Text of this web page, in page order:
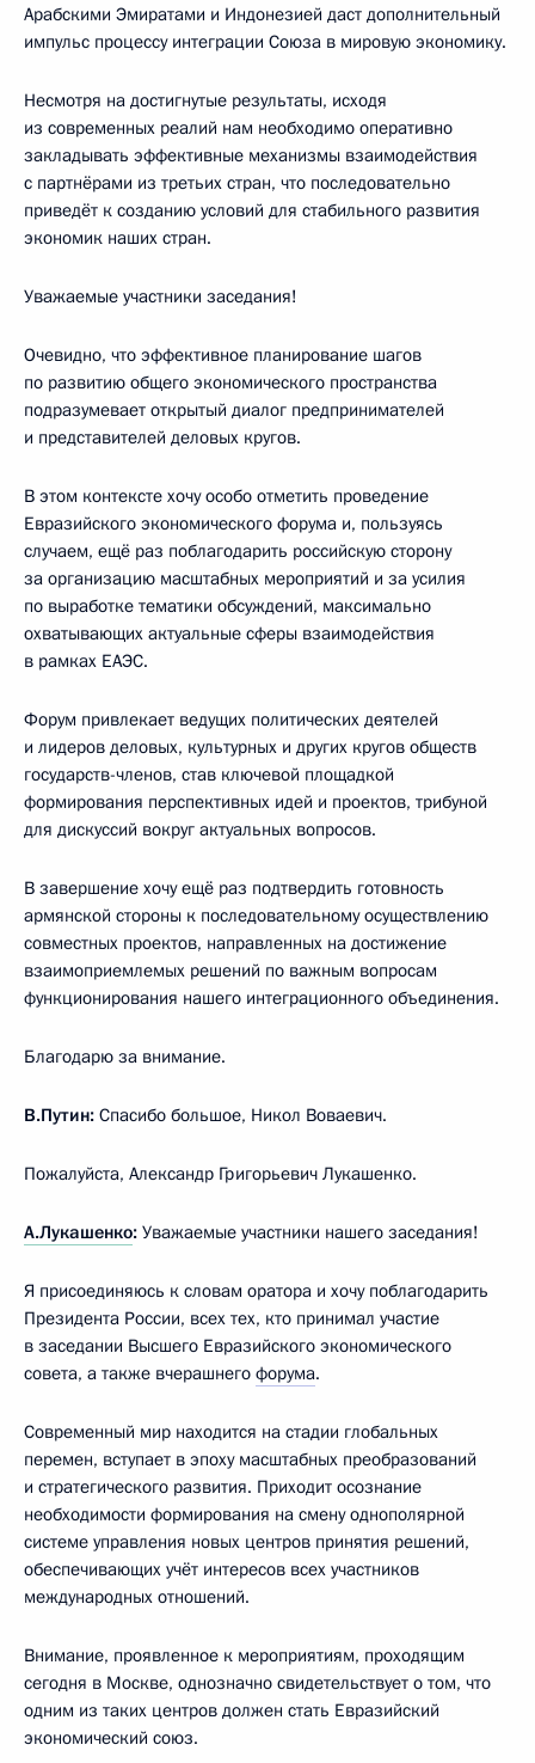
Арабскими Эмиратами и Индонезией даст дополнительный
импульс процессу интеграции Союза в мировую экономику.
Несмотря на достигнутые результаты, исходя
из современных реалий нам необходимо оперативно
закладывать эффективные механизмы взаимодействия
с партнёрами из третьих стран, что последовательно
приведёт к созданию условий для стабильного развития
экономик наших стран.
Уважаемые участники заседания!
Очевидно, что эффективное планирование шагов
по развитию общего экономического пространства
подразумевает открытый диалог предпринимателей
и представителей деловых кругов.
В этом контексте хочу особо отметить проведение
Евразийского экономического форума и, пользуясь
случаем, ещё раз поблагодарить российскую сторону
за организацию масштабных мероприятий и за усилия
по выработке тематики обсуждений, максимально
охватывающих актуальные сферы взаимодействия
в рамках ЕАЭС.
Форум привлекает ведущих политических деятелей
и лидеров деловых, культурных и других кругов обществ
государств-членов, став ключевой площадкой
формирования перспективных идей и проектов, трибуной
для дискуссий вокруг актуальных вопросов.
В завершение хочу ещё раз подтвердить готовность
армянской стороны к последовательному осуществлению
совместных проектов, направленных на достижение
взаимоприемлемых решений по важным вопросам
функционирования нашего интеграционного объединения.
Благодарю за внимание.
В.Путин: Спасибо большое, Никол Воваевич.
Пожалуйста, Александр Григорьевич Лукашенко.
А.Лукашенко: Уважаемые участники нашего заседания!
Я присоединяюсь к словам оратора и хочу поблагодарить
Президента России, всех тех, кто принимал участие
в заседании Высшего Евразийского экономического
совета, а также вчерашнего форума.
Современный мир находится на стадии глобальных
перемен, вступает в эпоху масштабных преобразований
и стратегического развития. Приходит осознание
необходимости формирования на смену однополярной
системе управления новых центров принятия решений,
обеспечивающих учёт интересов всех участников
международных отношений.
Внимание, проявленное к мероприятиям, проходящим
сегодня в Москве, однозначно свидетельствует о том, что
одним из таких центров должен стать Евразийский
экономический союз.